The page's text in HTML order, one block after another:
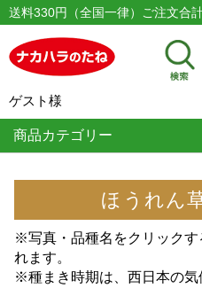
送料330円（全国一律）ご注文合
ゲスト様
商品カテゴリー
ほうれん
※写真・品種名をクリック
れます。
※種まき時期は、西日本の気